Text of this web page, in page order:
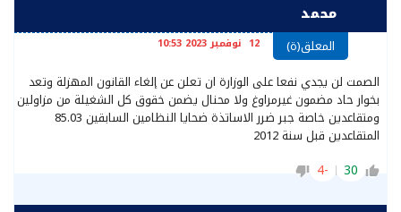
محمد
المعلق(ة) 12 نوفمبر 2023 10:53
الصمت لن يجدي نفعا على الوزارة ان تعلن عن إلغاء القانون المهزلة وتعد
بخوار حاد مضمون غيرمراوغ ولا محنال يضمن خقوق كل الشغيلة من مزاولين
ومتقاعدين خاصة جبر ضرر الاساتذة ضحايا النظامين السابقين 85.03
المتقاعدين قبل سنة 2012
30
-4